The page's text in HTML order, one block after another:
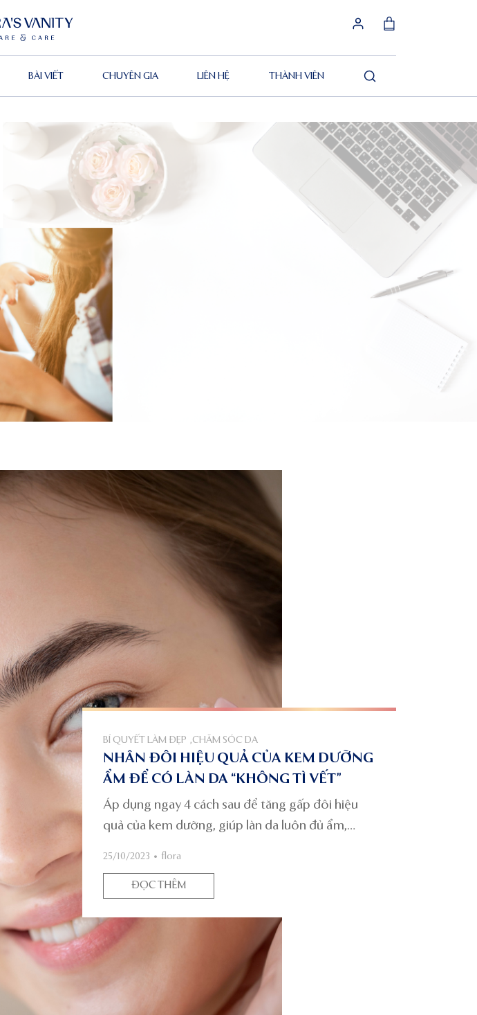
BÀI VIẾT CHUYÊN GIA LIÊN HỆ THÀNH VIÊN
Tìm
BÍ QUYẾT LÀM ĐẸP ,CHĂM SÓC DA
NHÂN ĐÔI HIỆU QUẢ CỦA KEM DƯỠNG
ẨM ĐỂ CÓ LÀN DA “KHÔNG TÌ VẾT”
Áp dụng ngay 4 cách sau để tăng gấp đôi hiệu
quả của kem dưỡng, giúp làn da luôn đủ ẩm,
25/10/2023 • flora
ĐỌC THÊM